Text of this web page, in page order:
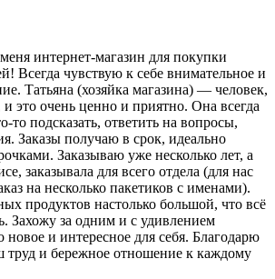
интернет-магазин для покупки
Всегда чувствую к себе внимательное и
Татьяна (хозяйка магазина) — человек,
это очень ценно и приятно. Она всегда
то подсказать, ответить на вопросы,
Заказы получаю в срок, идеально
Заказываю уже несколько лет, а
заказывала для всего отдела (для нас
на несколько пакетиков с именами).
продуктов настолько большой, что всё
Захожу за одним и с удивлением
и интересное для себя. Благодарю
труд и бережное отношение к каждому